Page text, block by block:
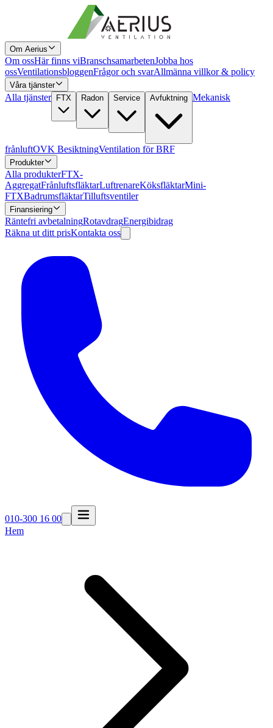
Om Aerius
Om ossHär finns viBranschsamarbetenJobba hos
ossVentilationsbloggenFrågor och svarAllmänna villkor & policy
Våra tjänster
Alla tjänster FTX Radon Service Avfuktning Mekanisk
frånluftOVK BesiktningVentilation för BRF
Produkter
Alla produkterFTX-
AggregatFrånluftsfläktarLuftrenareKöksfläktarMini-
FTXBadrumsfläktarTilluftsventiler
Finansiering
Räntefri avbetalningRotavdragEnergibidrag
Räkna ut ditt prisKontakta oss
010-300 16 00
Hem